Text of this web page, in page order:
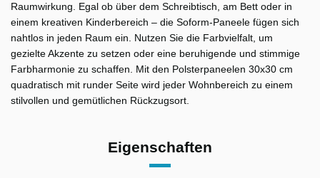
Raumwirkung. Egal ob über dem Schreibtisch, am Bett oder in
einem kreativen Kinderbereich – die Soform-Paneele fügen sich
nahtlos in jeden Raum ein. Nutzen Sie die Farbvielfalt, um
gezielte Akzente zu setzen oder eine beruhigende und stimmige
Farbharmonie zu schaffen. Mit den Polsterpaneelen 30x30 cm
quadratisch mit runder Seite wird jeder Wohnbereich zu einem
stilvollen und gemütlichen Rückzugsort.
Eigenschaften